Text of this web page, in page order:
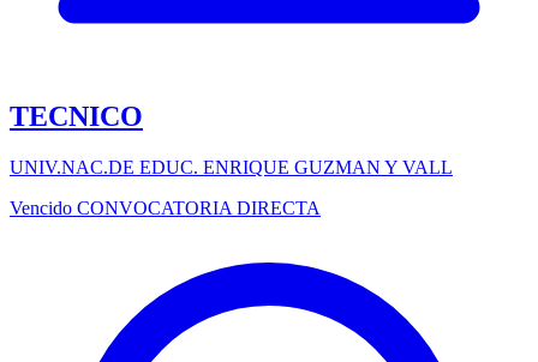
TECNICO
UNIV.NAC.DE EDUC. ENRIQUE GUZMAN Y VALL
Vencido CONVOCATORIA DIRECTA